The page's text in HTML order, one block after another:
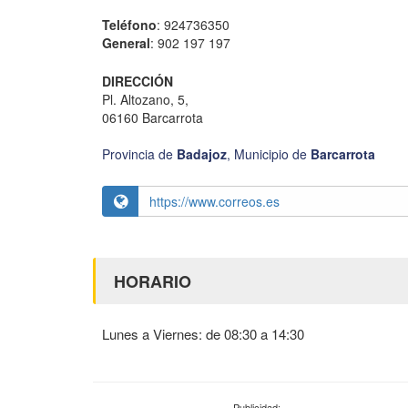
Teléfono: 924736350
General: 902 197 197
DIRECCIÓN
Pl. Altozano, 5,
06160 Barcarrota
Provincia de Badajoz, Municipio de Barcarrota
https://www.correos.es
HORARIO
Lunes a Viernes: de 08:30 a 14:30